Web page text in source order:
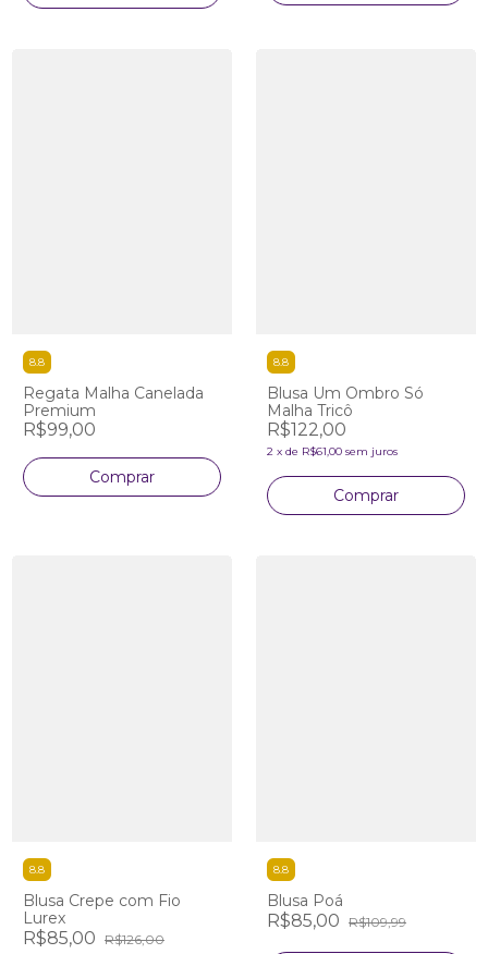
8.8
Regata Malha Canelada
Premium
R$99,00
Comprar
8.8
Blusa Um Ombro Só
Malha Tricô
R$122,00
2 x de R$61,00 sem juros
Comprar
8.8
Blusa Crepe com Fio
Lurex
R$85,00 R$126,00
8.8
Blusa Poá
R$85,00 R$109,99